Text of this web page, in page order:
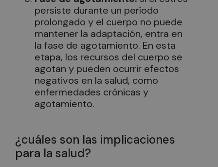
persiste durante un período
prolongado y el cuerpo no puede
mantener la adaptación, entra en
la fase de agotamiento. En esta
etapa, los recursos del cuerpo se
agotan y pueden ocurrir efectos
negativos en la salud, como
enfermedades crónicas y
agotamiento.
¿cuáles son las implicaciones
para la salud?